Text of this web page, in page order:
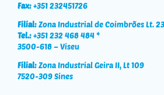
Fax:+351 232451726
Filial:Zona Industrial de Coimbrões Lt.
Tel.:+351 232 468 484 *
3500-618 – Viseu
Filial:Zona Industrial Geira II, Lt 109
7520-309 Sines